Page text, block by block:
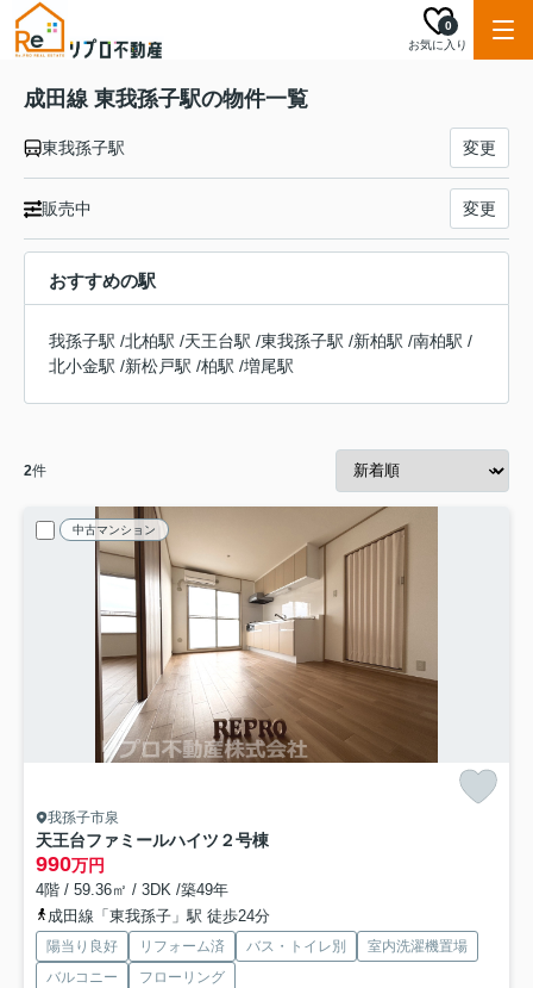
お気に入り
0
成田線 東我孫子駅の物件一覧
東我孫子駅 変更
販売中 変更
おすすめの駅
我孫子駅 /北柏駅 /天王台駅 /東我孫子駅 /新柏駅 /南柏駅 /
北小金駅 /新松戸駅 /柏駅 /増尾駅
2件
中古マンション
我孫子市泉
天王台ファミールハイツ２号棟
990万円
4階 / 59.36㎡ / 3DK /築49年
成田線「東我孫子」駅 徒歩24分
陽当り良好 リフォーム済 バス・トイレ別
室内洗濯機置場
バルコニー
フローリング